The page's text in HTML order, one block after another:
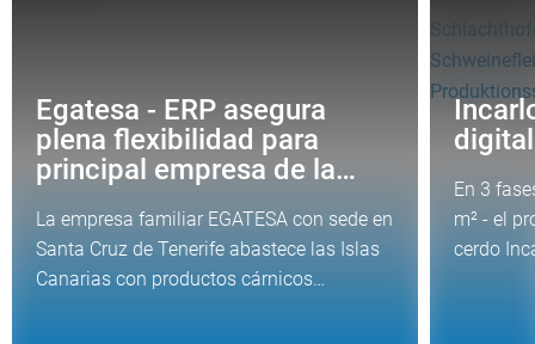
Egatesa - ERP asegura
plena flexibilidad para
principal empresa de la…
La empresa familiar EGATESA con sede en
Santa Cruz de Tenerife abastece las Islas
Canarias con productos cárnicos…
En 3
m² - el
cerdo